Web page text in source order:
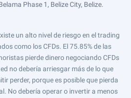
Phase 1, Belize City, Belize.
un alto nivel de riesgo en el trading
como los CFDs. El 75.85% de las
pierde dinero negociando CFDs
no debería arriesgar más de lo que
perder, porque es posible que pierda
No debería operar o invertir a menos